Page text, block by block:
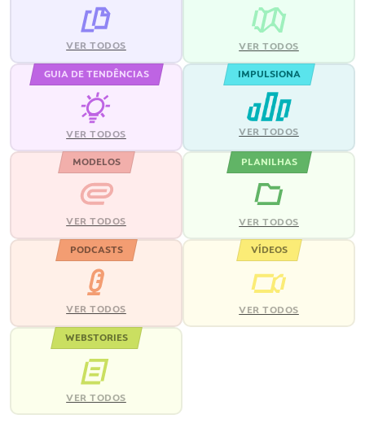
VER TODOS VER TODOS
GUIA DE TENDÊNCIAS
VER TODOS
IMPULSIONA
VER TODOS
MODELOS
VER TODOS
PLANILHAS
VER TODOS
PODCASTS
VER TODOS
VÍDEOS
VER TODOS
WEBSTORIES
VER TODOS